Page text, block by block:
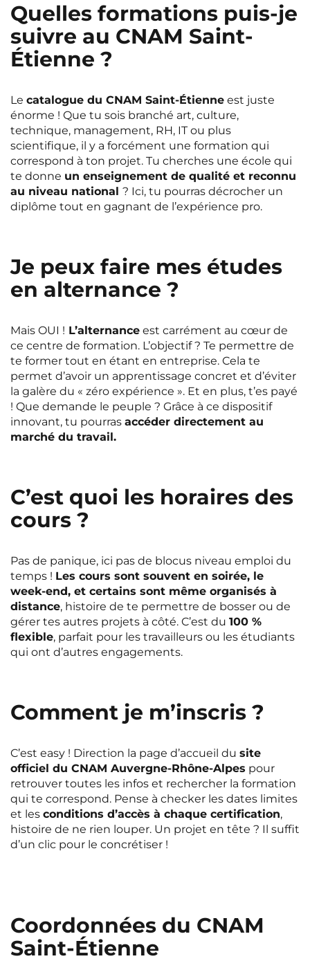
Pau Reims
Rennes Rouen
Saint-Denis
Saint-Ouen NEW! Strasbourg
Toulouse Tours
Valenciennes Vichy
Villejuif Villeneuve-d'Ascq
Quelles formations puis-je
suivre au CNAM Saint-
Étienne ?
Le catalogue du CNAM Saint-Étienne est juste
énorme ! Que tu sois branché art, culture,
technique, management, RH, IT ou plus
scientifique, il y a forcément une formation qui
correspond à ton projet. Tu cherches une école qui
te donne un enseignement de qualité et reconnu
au niveau national ? Ici, tu pourras décrocher un
diplôme tout en gagnant de l’expérience pro.
Je peux faire mes études
en alternance ?
Mais OUI ! L’alternance est carrément au cœur de
ce centre de formation. L’objectif ? Te permettre de
te former tout en étant en entreprise. Cela te
permet d’avoir un apprentissage concret et d’éviter
la galère du « zéro expérience ». Et en plus, t’es payé
! Que demande le peuple ? Grâce à ce dispositif
innovant, tu pourras accéder directement au
marché du travail.
C’est quoi les horaires des
cours ?
Pas de panique, ici pas de blocus niveau emploi du
temps ! Les cours sont souvent en soirée, le
week-end, et certains sont même organisés à
distance, histoire de te permettre de bosser ou de
gérer tes autres projets à côté. C’est du 100 %
flexible, parfait pour les travailleurs ou les étudiants
qui ont d’autres engagements.
Comment je m’inscris ?
C’est easy ! Direction la page d’accueil du site
officiel du CNAM Auvergne-Rhône-Alpes pour
retrouver toutes les infos et rechercher la formation
qui te correspond. Pense à checker les dates limites
et les conditions d’accès à chaque certification,
histoire de ne rien louper. Un projet en tête ? Il suffit
d’un clic pour le concrétiser !
Coordonnées du CNAM
Saint-Étienne